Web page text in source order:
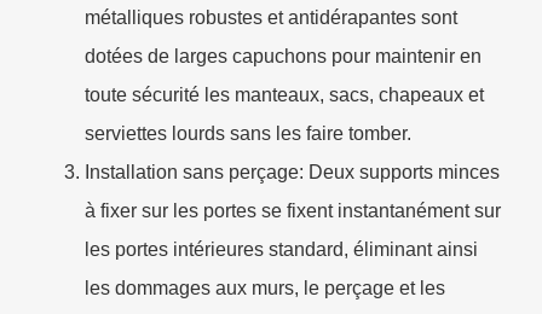
métalliques robustes et antidérapantes sont
dotées de larges capuchons pour maintenir en
toute sécurité les manteaux, sacs, chapeaux et
serviettes lourds sans les faire tomber.
Installation sans perçage: Deux supports minces
à fixer sur les portes se fixent instantanément sur
les portes intérieures standard, éliminant ainsi
les dommages aux murs, le perçage et les